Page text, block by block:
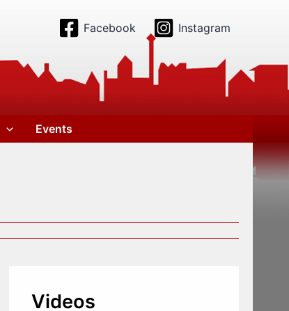
Facebook Instagram
Events
Videos